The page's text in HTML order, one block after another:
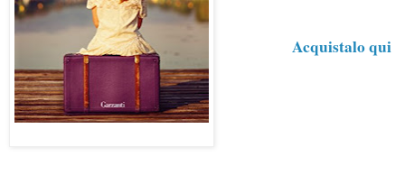
Acquistalo qui